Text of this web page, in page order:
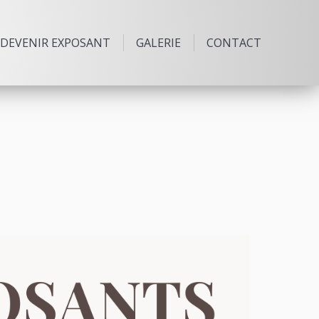
DEVENIR EXPOSANT GALERIE CONTACT